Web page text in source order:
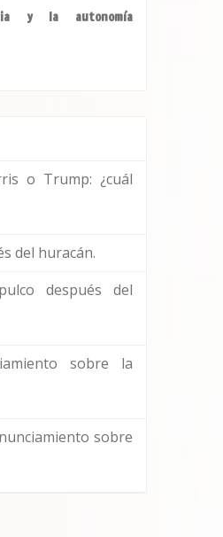
y la autonomía
o Trump: ¿cuál
del huracán.
después del
sobre la
sobre